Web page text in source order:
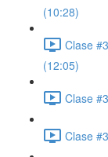
(10:28)
Clase
(12:05)
Clase
Clase